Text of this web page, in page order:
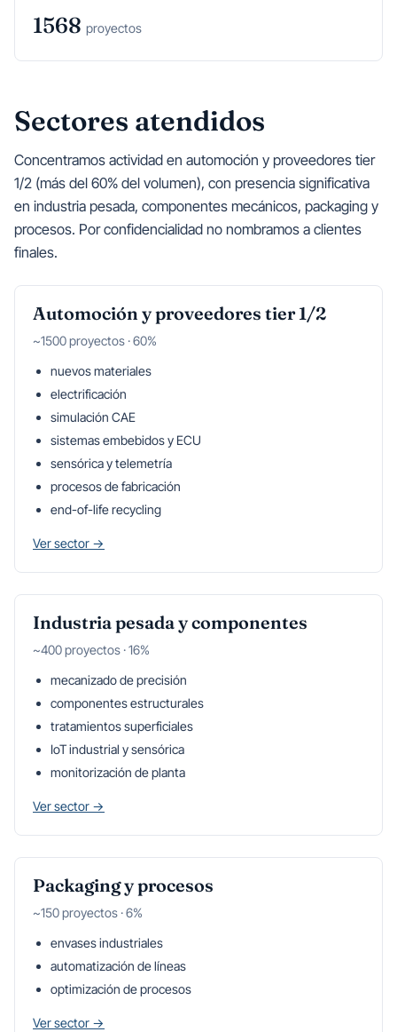
1568 proyectos
Sectores atendidos
Concentramos actividad en automoción y proveedores tier
1/2 (más del 60% del volumen), con presencia significativa
en industria pesada, componentes mecánicos, packaging y
procesos. Por confidencialidad no nombramos a clientes
finales.
Automoción y proveedores tier 1/2
~1500 proyectos · 60%
nuevos materiales
electrificación
simulación CAE
sistemas embebidos y ECU
sensórica y telemetría
procesos de fabricación
end-of-life recycling
Ver sector →
Industria pesada y componentes
~400 proyectos · 16%
mecanizado de precisión
componentes estructurales
tratamientos superficiales
IoT industrial y sensórica
monitorización de planta
Ver sector →
Packaging y procesos
~150 proyectos · 6%
envases industriales
automatización de líneas
optimización de procesos
Ver sector →